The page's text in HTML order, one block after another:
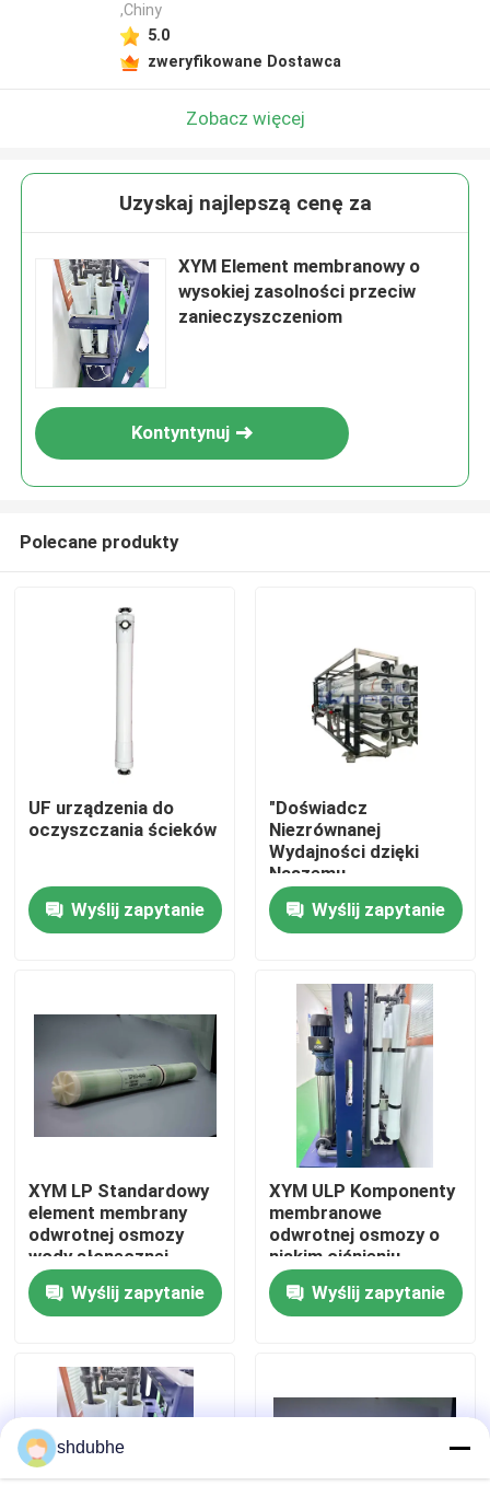
Produkty
O nas
Wycieczka po fabryce
Kontrola jakości
Skontaktuj się z nami
Blog
Poprosić o wycenę
,Chiny
5.0
zweryfikowane Dostawca
Zobacz więcej
Uzyskaj najlepszą cenę za
XYM Element membranowy o
wysokiej zasolności przeciw
zanieczyszczeniom
Kontyntynuj
Polecane produkty
UF urządzenia do
oczyszczania ścieków
Wyślij zapytanie
"Doświadcz
Niezrównanej
Wydajności dzięki
Naszemu
Wysokowydajnemu
Bioraktorowi
Membranowemu do
Wyślij zapytanie
XYM LP Standardowy
element membrany
odwrotnej osmozy
wody słonecznej
Wyślij zapytanie
XYM ULP Komponenty
membranowe
odwrotnej osmozy o
niskim ciśnieniu
odsalania
Wyślij zapytanie
shdubhe